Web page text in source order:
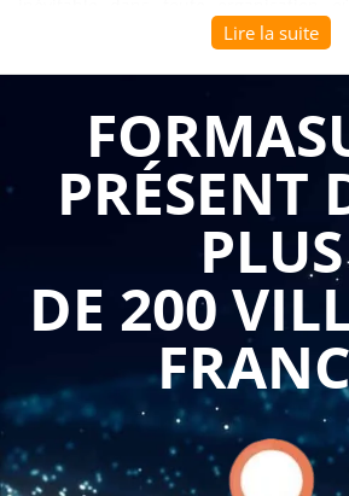
personnalités, intérêts et
collaborer sous pression pour
compétences pour gérer ces situations
des stratégies d'évitement qui
s'envenimer progressivement,
fragmentant les équipes en clans
énergie considérable des objectifs
guerres d'ego stériles qui paralysent
formation management et
efficacement les tensions
managers de comprendre les sources
des tensions au sein d'une équipe en
de lecture systémique des
Lire la suite
PRÉSENT
PLUS
DE 200